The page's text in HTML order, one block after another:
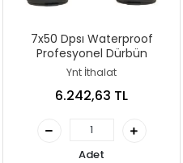
7x50 Dpsı Waterproof
Profesyonel Dürbün
Ynt İthalat
6.242,63 TL
Adet